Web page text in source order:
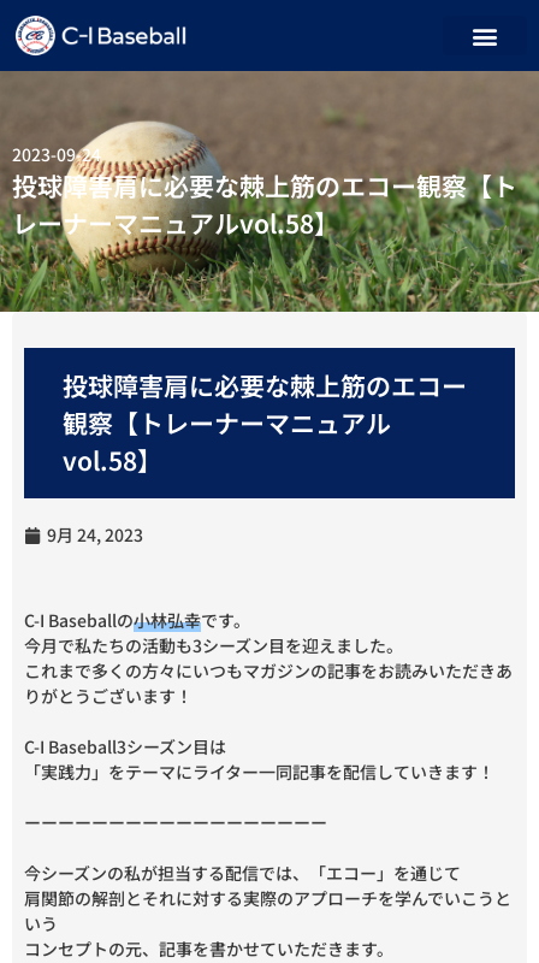
2023-09-24
投球障害肩に必要な棘上筋のエコー観察【ト
レーナーマニュアルvol.58】
投球障害肩に必要な棘上筋のエコー
観察【トレーナーマニュアル
vol.58】
9月 24, 2023
C-I Baseballの小林弘幸です。
今月で私たちの活動も3シーズン目を迎えました。
これまで多くの方々にいつもマガジンの記事をお読みいただきあ
りがとうございます！
C-I Baseball3シーズン目は
「実践力」をテーマにライター一同記事を配信していきます！
ーーーーーーーーーーーーーーーーーー
今シーズンの私が担当する配信では、「エコー」を通じて
肩関節の解剖とそれに対する実際のアプローチを学んでいこうと
いう
コンセプトの元、記事を書かせていただきます。